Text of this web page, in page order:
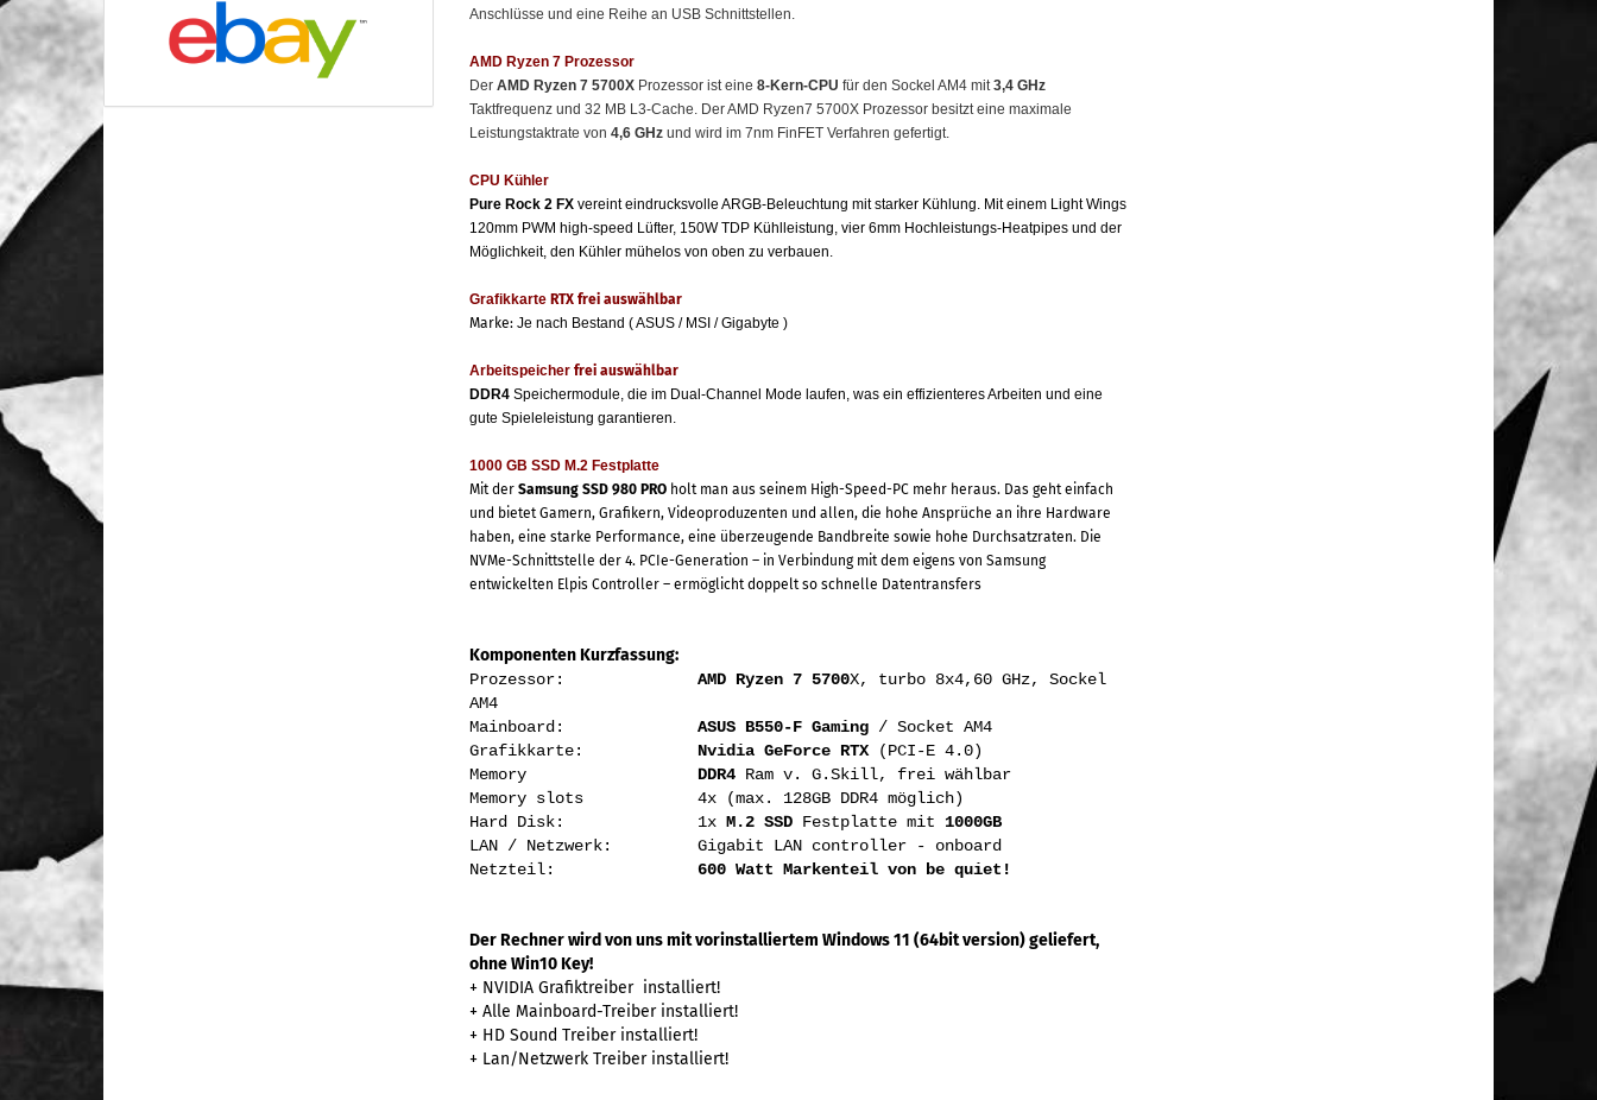
Anschlüsse und eine Reihe an USB Schnittstellen.
AMD Ryzen 7 Prozessor
Der AMD Ryzen 7 5700X Prozessor ist eine 8-Kern-CPU für den Sockel AM4 mit3,4 GHz
Taktfrequenz und 32 MB L3-Cache. Der AMD Ryzen7 5700X Prozessor besitzt eine maximale
Leistungstaktrate von 4,6 GHzund wird im 7nm FinFET Verfahren gefertigt.
CPU Kühler
Pure Rock 2 FXvereint eindrucksvolle ARGB-Beleuchtung mit starker Kühlung. Mit einem Light Wings
120mm PWM high-speed Lüfter, 150W TDP Kühlleistung, vier 6mm Hochleistungs-Heatpipes und der
Möglichkeit, den Kühler mühelos von oben zu verbauen.
GrafikkarteRTX frei auswählbar
Marke: Je nach Bestand ( ASUS / MSI / Gigabyte )
Arbeitspeicher frei auswählbar
DDR4 Speichermodule, die im Dual-Channel Mode laufen, was ein effizienteres Arbeiten und eine
gute Spieleleistung garantieren.
1000 GB SSD M.2 Festplatte
Mit derSamsung SSD 980 PROholt man aus seinem High-Speed-PC mehr heraus. Das geht einfach
und bietet Gamern, Grafikern, Videoproduzenten und allen, die hohe Ansprüche an ihre Hardware
haben, eine starke Performance, eine überzeugende Bandbreite sowie hohe Durchsatzraten. Die
NVMe-Schnittstelle der 4. PCIe-Generation – in Verbindung mit dem eigens von Samsung
entwickelten Elpis Controller – ermöglicht doppelt so schnelle Datentransfers
Komponenten Kurzfassung:
Prozessor: AMD Ryzen 7 5700X, turbo 8x4,60 GHz, Sockel
AM4
Mainboard: ASUS B550-F Gaming/ Socket AM4
Grafikkarte: Nvidia GeForce RTX(PCI-E 4.0)
Memory DDR4Ram v. G.Skill, frei wählbar
Memory slots 4x (max. 128GB DDR4 möglich)
Hard Disk: 1x M.2 SSDFestplatte mit 1000GB
LAN / Netzwerk: Gigabit LAN controller - onboard
Netzteil: 600 Watt Markenteil von be quiet!
Der Rechner wird von uns mit vorinstalliertem Windows 11 (64bit version) geliefert,
ohne Win10 Key!
+ NVIDIA Grafiktreiber installiert!
+ Alle Mainboard-Treiber installiert!
+ HD Sound Treiber installiert!
+ Lan/Netzwerk Treiber installiert!